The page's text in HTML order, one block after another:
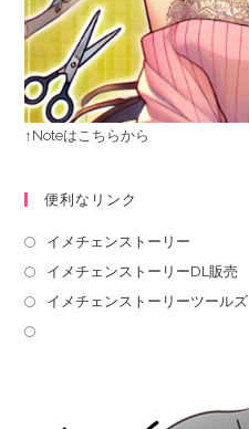
↑Noteはこちらから
便利なリンク
イメチェンストーリー
イメチェンストーリーDL販売
イメチェンストーリーツールズ